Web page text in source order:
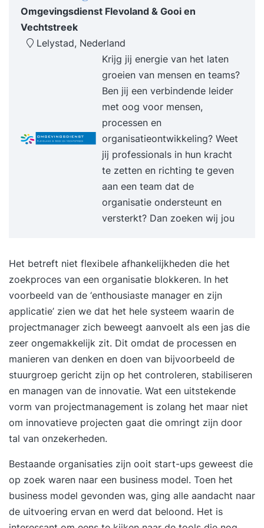
onder welke voorwaarden? En vanuit welke
vraag? Convergeren en divergeren: deze
technieken helpen je ideeën te kiezen en in
praktijk te brengen. Dat zeurstemmetje in je
hoofd: je innerlijke criticus die creativiteit remt.
Hoe snoer je ‘m de mond? College 2 Group
genius: hoe stimuleer en optimaliseer je
creativiteit in groepsverband? Mindful versus
mind-wandering: twee concepten die je
creativiteit een boost kunnen geven Orde en
daadkracht: kanaliseer en benut via concrete
oefeningen de ideeënstroom in je hoofd
Visualisatie: een techniek om creativiteit te
bevorderen. Wat gebeurt er in je brein, en
Omgevingsdienst Flevoland & Gooi en
Vechtstreek
Lelystad, Nederland
Krijg jij energie van het laten
groeien van mensen en teams?
Ben jij een verbindende leider
met oog voor mensen,
processen en
organisatieontwikkeling? Weet
jij professionals in hun kracht
te zetten en richting te geven
aan een team dat de
organisatie ondersteunt en
versterkt? Dan zoeken wij jou
Het betreft niet flexibele afhankelijkheden die het
zoekproces van een organisatie blokkeren. In het
voorbeeld van de ‘enthousiaste manager en zijn
applicatie’ zien we dat het hele systeem waarin de
projectmanager zich beweegt aanvoelt als een jas die
zeer ongemakkelijk zit. Dit omdat de processen en
manieren van denken en doen van bijvoorbeeld de
stuurgroep gericht zijn op het controleren, stabiliseren
en managen van de innovatie. Wat een uitstekende
vorm van projectmanagement is zolang het maar niet
om innovatieve projecten gaat die omringt zijn door
tal van onzekerheden.
Bestaande organisaties zijn ooit start-ups geweest die
op zoek waren naar een business model. Toen het
business model gevonden was, ging alle aandacht naar
de uitvoering ervan en werd dat beloond. Het is